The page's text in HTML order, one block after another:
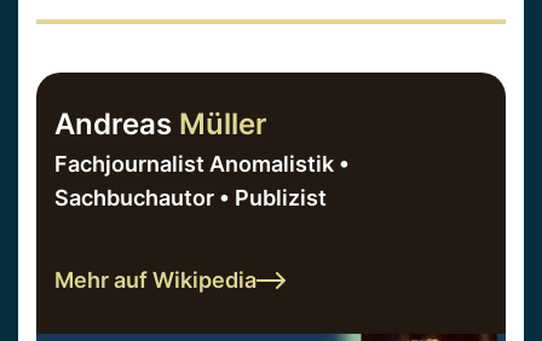
Andreas Müller
Fachjournalist Anomalistik •
Sachbuchautor • Publizist
Mehr auf Wikipedia